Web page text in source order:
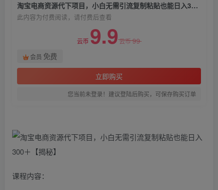
淘宝电商资源代下项目，小白无需引流复制粘贴也能日入300＋【揭秘】
此内容为付费阅读，请付费后查看
云币 9.9云币99
会员 免费
立即购买
您当前未登录！建议登陆后购买，可保存购买订单
课程内容：